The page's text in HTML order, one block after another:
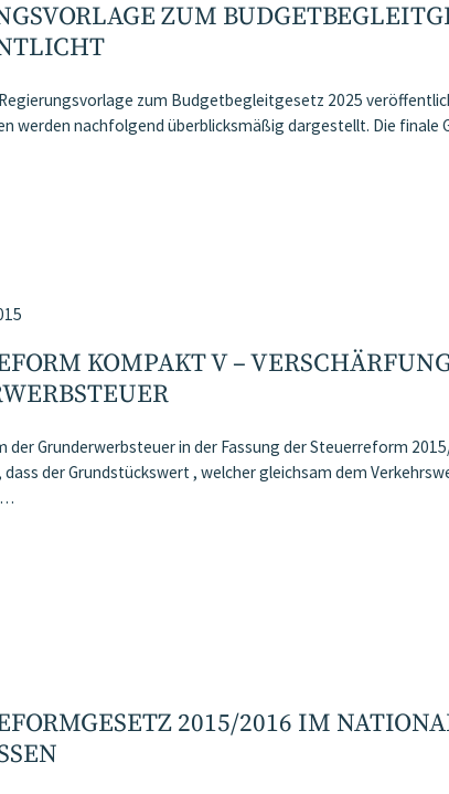
ZUM
zum Budgetbegleitgesetz 2025
werden nachfolgend überblicksmäßig dargestellt. Die finale
KOMPAKT V –
der Grunderwerbsteuer in der Fassung der Steuerreform
der Grundstückswert , welcher gleichsam dem
2015/2016 IM